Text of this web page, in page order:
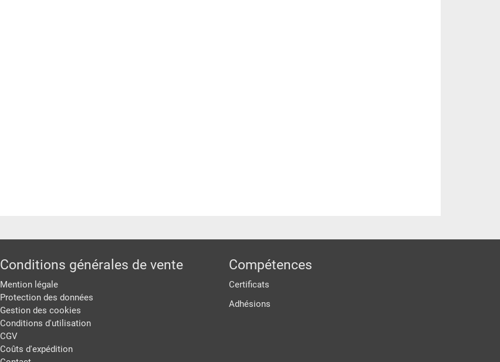
Conditions générales de vente
Mention légale
Protection des données
Gestion des cookies
Conditions d'utilisation
CGV
Coûts d'expédition
Compétences
Certificats
Adhésions